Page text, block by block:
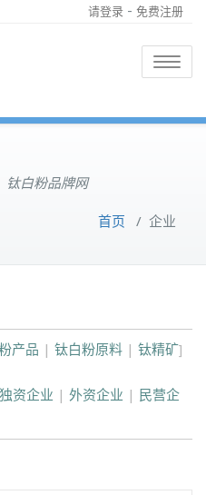
请登录 - 免费注册
Toggle
钛白粉品牌网
首页 / 企业
产品 | 钛白粉原料 | 钛精矿]
资企业 | 外资企业 |
民营企